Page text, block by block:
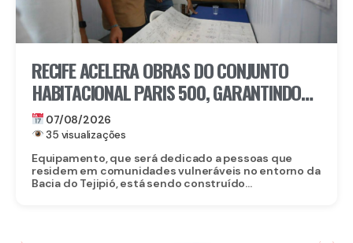
RECIFE ACELERA OBRAS DO CONJUNTO
HABITACIONAL PARIS 500, GARANTINDO
80 NOVAS MORADIAS
07/08/2026
35 visualizações
Equipamento, que será dedicado a pessoas que
residem em comunidades vulneráveis no entorno da
Bacia do Tejipió, está sendo construído...